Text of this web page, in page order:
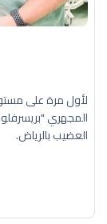
لأول مرة على
العضيب بالرياض.